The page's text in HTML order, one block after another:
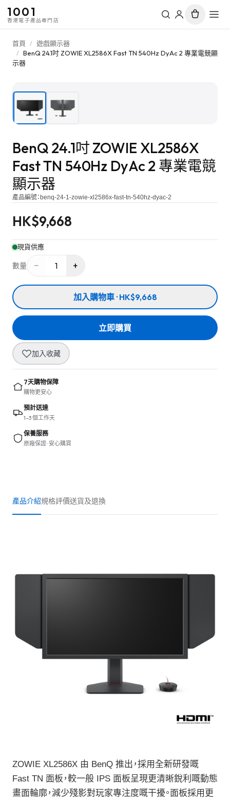
1001
香港電子產品專門店
首頁 / 遊戲顯示器
/ BenQ 24.1吋 ZOWIE XL2586X Fast TN 540Hz DyAc 2 專業電競顯
示器
BenQ 24.1吋 ZOWIE XL2586X
Fast TN 540Hz DyAc 2 專業電競
顯示器
產品編號： benq-24-1-zowie-xl2586x-fast-tn-540hz-dyac-2
HK$9,668
現貨供應
數量 − 1 +
加入購物車 · HK$9,668
立即購買
加入收藏
7天購物保障
購物更安心
預計送達
1–3 個工作天
保養服務
原廠保證 · 安心購買
產品介紹規格評價送貨及退換
ZOWIE XL2586X 由 BenQ 推出，採用全新研發嘅
Fast TN 面板，較一般 IPS 面板呈現更清晰銳利嘅動態
畫面輪廓，減少殘影對玩家專注度嘅干擾。面板採用更